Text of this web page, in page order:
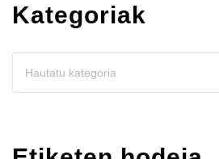
Kategoriak